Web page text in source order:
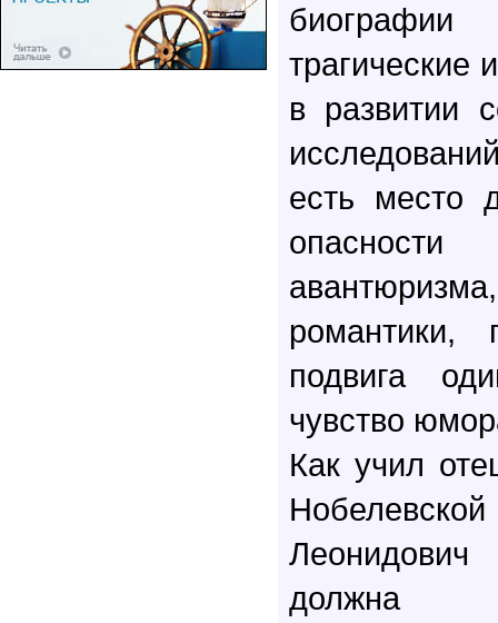
биографии
трагические
в развитии
есть место
романтики,
подвига
чувство
Как учил
должна